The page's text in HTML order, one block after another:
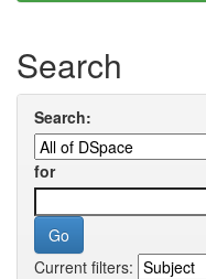
Search
Search:
for
Current filters: